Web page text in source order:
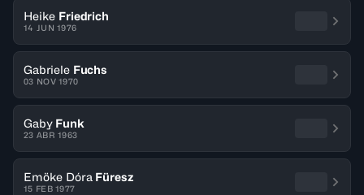
Heike Friedrich
14 JUN 1976
Gabriele Fuchs
03 NOV 1970
Gaby Funk
23 ABR 1963
Emöke Dóra Füresz
15 FEB 1977